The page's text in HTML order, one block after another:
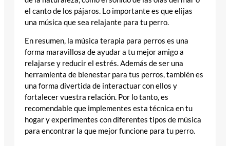
el canto de los pájaros. Lo importante es que elijas
una música que sea relajante para tu perro.
En resumen, la música terapia para perros es una
forma maravillosa de ayudar a tu mejor amigo a
relajarse y reducir el estrés. Además de ser una
herramienta de bienestar para tus perros, también es
una forma divertida de interactuar con ellos y
fortalecer vuestra relación. Por lo tanto, es
recomendable que implementes esta técnica en tu
hogar y experimentes con diferentes tipos de música
para encontrar la que mejor funcione para tu perro.